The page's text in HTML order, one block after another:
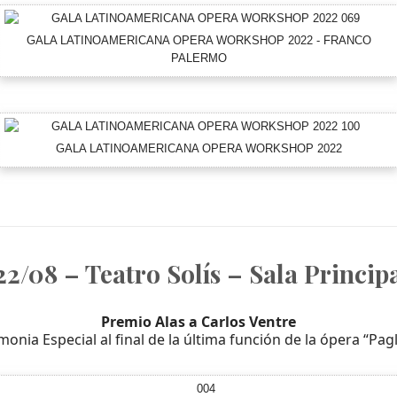
GALA LATINOAMERICANA OPERA WORKSHOP 2022 - FRANCO
PALERMO
GALA LATINOAMERICANA OPERA WORKSHOP 2022
08 – Teatro Solís – Sala
Premio Alas a Carlos Ventre
Especial al final de la última función de la ópera